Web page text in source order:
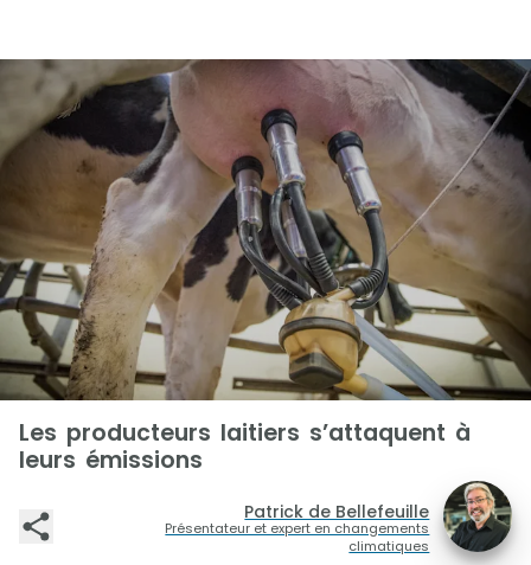
Les producteurs laitiers s’attaquent à
leurs émissions
Patrick de Bellefeuille
Présentateur et expert en changements
climatiques